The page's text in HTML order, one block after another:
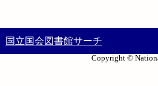
国立国会図書館サーチ
Copyright ©